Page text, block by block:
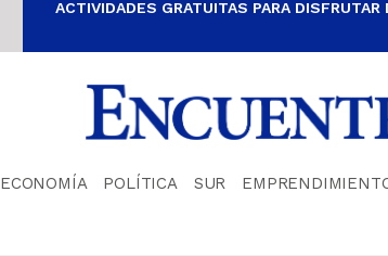
ACTIVIDADES GRATUITAS PARA DISFRUTAR
ECONOMÍA POLÍTICA SUR